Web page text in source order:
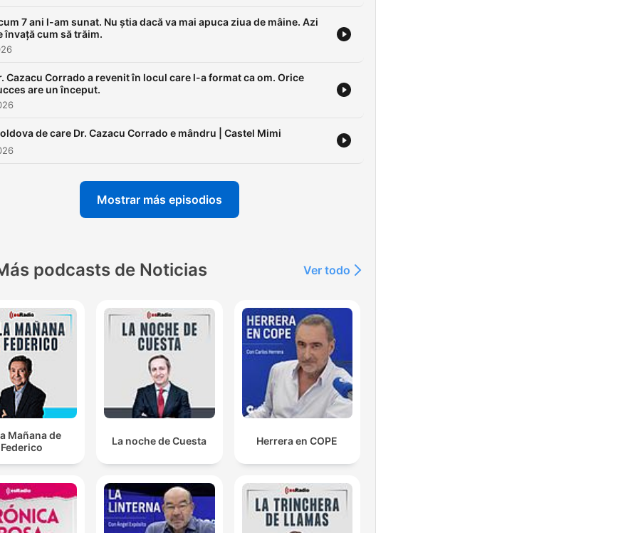
7 ani l-am sunat. Nu știa dacă va mai apuca ziua de mâine. Azi
învață cum să trăim.
Cazacu Corrado a revenit în locul care l-a format ca om. Orice
are un început.
de care Dr. Cazacu Corrado e mândru | Castel Mimi
Mostrar más episodios
podcasts de Noticias Ver todo
Mañana de
Federico
La noche de Cuesta Herrera en COPE